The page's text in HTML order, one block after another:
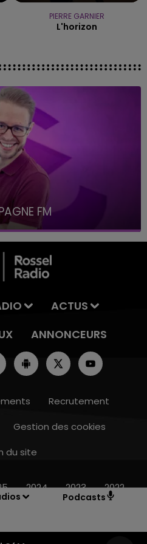
Podcasts
PIERRE GARNIER
L'horizon
FM
ACTUS
ANNONCEURS
Recrutement
Gestion des cookies
du site
2024 2023 2022